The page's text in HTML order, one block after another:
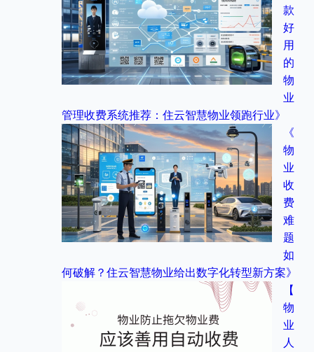
款
好
用
的
物
业
管理收费系统推荐：住云智慧物业领跑行业》
《
物
业
收
费
难
题
如
何破解？住云智慧物业给出数字化转型新方案》
【
物
业
人